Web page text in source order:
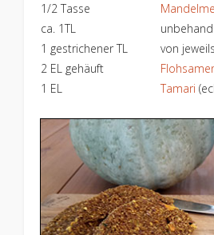
1/2 Tasse
ca. 1TL
1 gestrichener TL
von
2 EL gehäuft
1 EL
Tamari